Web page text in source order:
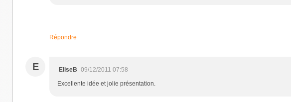
Répondre
E EliseB 09/12/2011 07:58
Excellente idée et jolie présentation.